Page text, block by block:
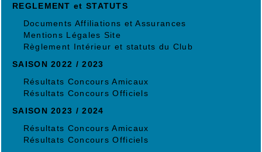
REGLEMENT et STATUTS
Documents Affiliations et Assurances
Mentions Légales Site
Règlement Intérieur et statuts du Club
SAISON 2022 / 2023
Résultats Concours Amicaux
Résultats Concours Officiels
SAISON 2023 / 2024
Résultats Concours Amicaux
Résultats Concours Officiels